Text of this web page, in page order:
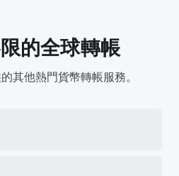
的全球轉帳
其他熱門貨幣轉帳服務。